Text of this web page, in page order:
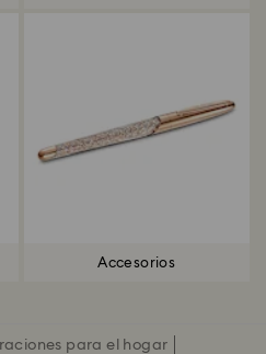
Accesorios
para el hogar